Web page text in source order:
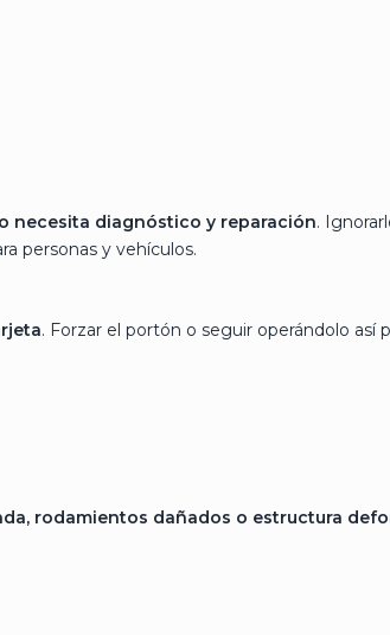
necesita diagnóstico y reparación.
personas y vehículos.
. Forzar el portón o seguir operándolo
rodamientos dañados o estructura